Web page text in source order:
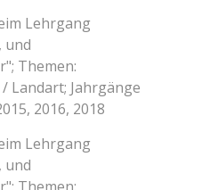
Lehrgang
und
Themen:
Landart; Jahrgänge
2016, 2018
Lehrgang
und